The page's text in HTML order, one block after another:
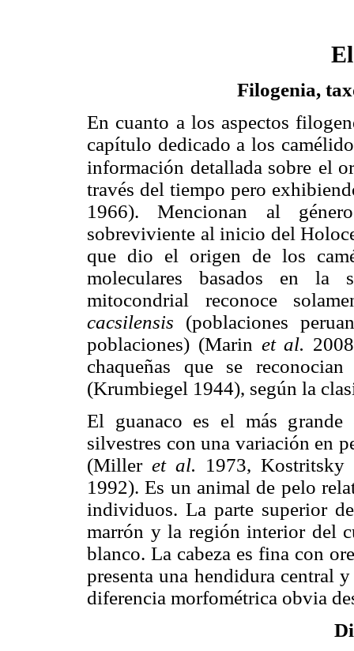
Filogenia,
En cuanto a los aspectos
capítulo dedicado a los
información detallada sobre el
través del tiempo pero
1966). Mencionan al
sobreviviente al inicio del
que dio el origen de los
moleculares basados en
mitocondrial reconoce
cacsilensis (poblaciones
poblaciones) (Marin et al.
chaqueñas que se
(Krumbiegel 1944), según la
El guanaco es el más grande
silvestres con una variación en
(Miller et al. 1973, Kostritsky
1992). Es un animal de pelo
individuos. La parte superior
marrón y la región interior del
blanco. La cabeza es fina con
presenta una hendidura central
diferencia morfométrica obvia